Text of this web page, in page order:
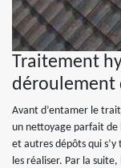
Traitement
déroulement
Avant d’entamer le
un nettoyage parfait de
et autres dépôts qui
les réaliser. Par la